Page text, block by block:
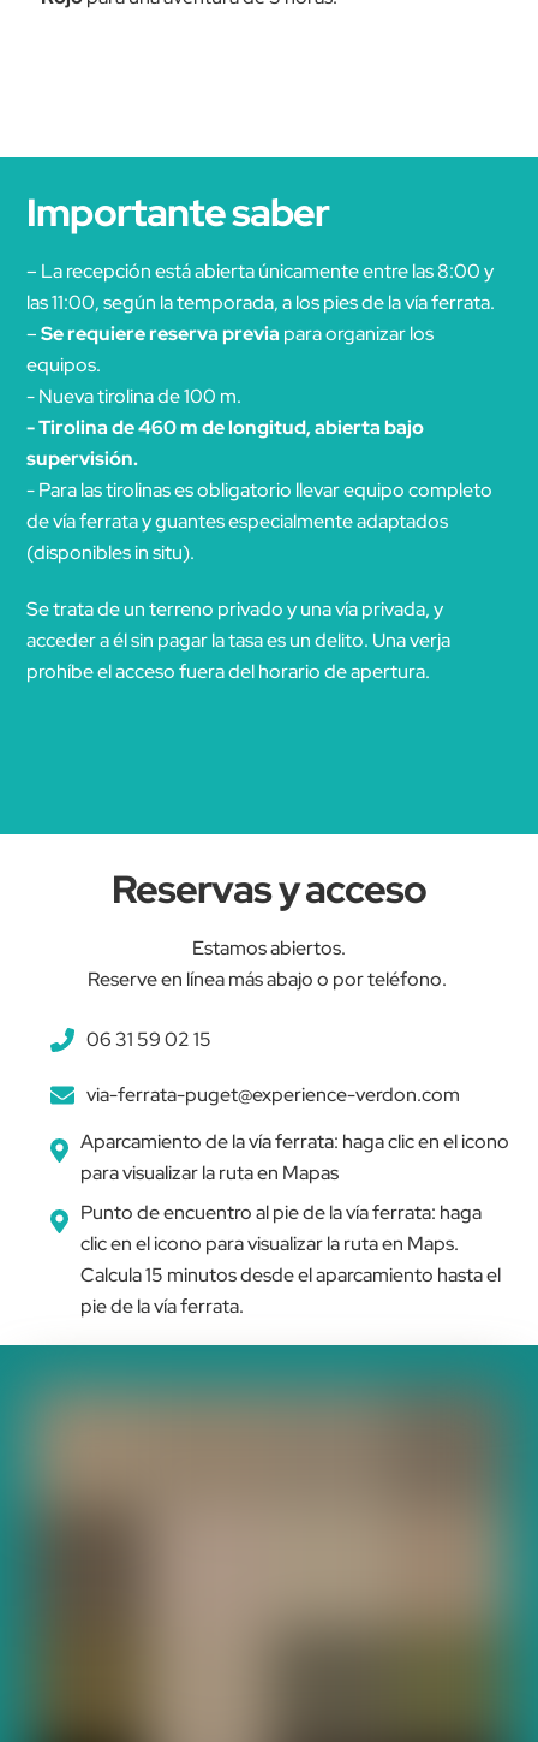
Importante saber
– La recepción está abierta únicamente entre las 8:00 y
las 11:00, según la temporada, a los pies de la vía ferrata.
–Se requiere reserva previa para organizar los
equipos.
- Nueva tirolina de 100 m.
- Tirolina de 460 m de longitud, abierta bajo
supervisión.
- Para las tirolinas es obligatorio llevar equipo completo
de vía ferrata y guantes especialmente adaptados
(disponibles in situ).
Se trata de un terreno privado y una vía privada, y
acceder a él sin pagar la tasa es un delito. Una verja
prohíbe el acceso fuera del horario de apertura.
Reservas y acceso
Estamos abiertos.
Reserve en línea más abajo o por teléfono.
06 31 59 02 15
via-ferrata-puget@experience-verdon.com
Aparcamiento de la vía ferrata: haga clic en el icono
para visualizar la ruta en Mapas
Punto de encuentro al pie de la vía ferrata: haga
clic en el icono para visualizar la ruta en Maps.
Calcula 15 minutos desde el aparcamiento hasta el
pie de la vía ferrata.